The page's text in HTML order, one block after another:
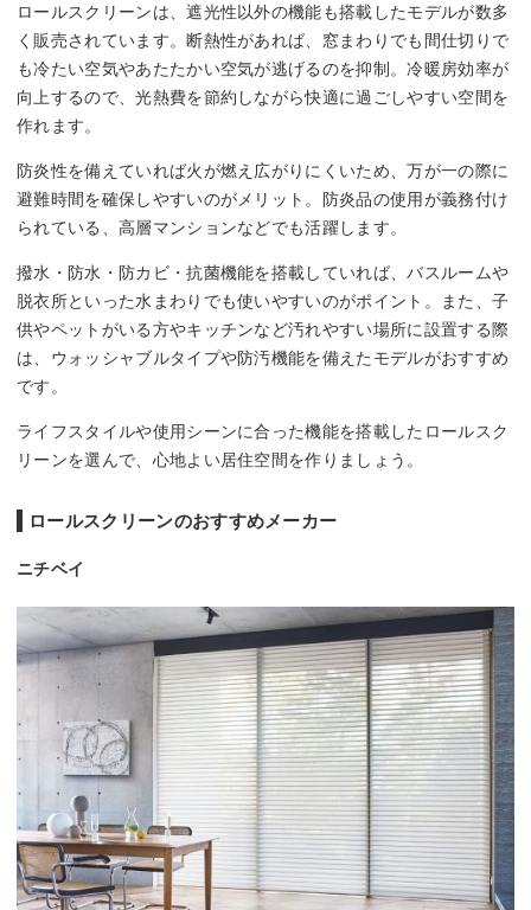
ロールスクリーンは、遮光性以外の機能も搭載したモデルが数多
く販売されています。断熱性があれば、窓まわりでも間仕切りで
も冷たい空気やあたたかい空気が逃げるのを抑制。冷暖房効率が
向上するので、光熱費を節約しながら快適に過ごしやすい空間を
作れます。
防炎性を備えていれば火が燃え広がりにくいため、万が一の際に
避難時間を確保しやすいのがメリット。防炎品の使用が義務付け
られている、高層マンションなどでも活躍します。
撥水・防水・防カビ・抗菌機能を搭載していれば、バスルームや
脱衣所といった水まわりでも使いやすいのがポイント。また、子
供やペットがいる方やキッチンなど汚れやすい場所に設置する際
は、ウォッシャブルタイプや防汚機能を備えたモデルがおすすめ
です。
ライフスタイルや使用シーンに合った機能を搭載したロールスク
リーンを選んで、心地よい居住空間を作りましょう。
ロールスクリーンのおすすめメーカー
ニチベイ